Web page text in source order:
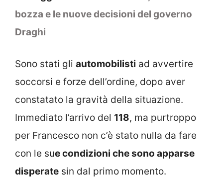
bozza e le nuove decisioni del governo
Draghi
Sono stati gli automobilisti ad avvertire
soccorsi e forze dell’ordine, dopo aver
constatato la gravità della situazione.
Immediato l’arrivo del 118, ma purtroppo
per Francesco non c’è stato nulla da fare
con le sue condizioni che sono apparse
disperate sin dal primo momento.